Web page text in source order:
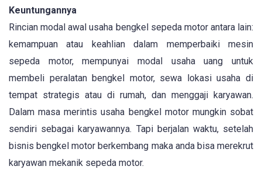
Keuntungannya
Rincian modal awal usaha bengkel sepeda motor antara lain:
kemampuan atau keahlian dalam memperbaiki mesin
sepeda motor, mempunyai modal usaha uang untuk
membeli peralatan bengkel motor, sewa lokasi usaha di
tempat strategis atau di rumah, dan menggaji karyawan.
Dalam masa merintis usaha bengkel motor mungkin sobat
sendiri sebagai karyawannya. Tapi berjalan waktu, setelah
bisnis bengkel motor berkembang maka anda bisa merekrut
karyawan mekanik sepeda motor.